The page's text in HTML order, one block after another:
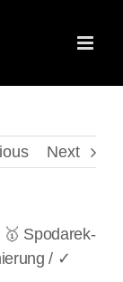
Next
Spodarek-
/ ✓